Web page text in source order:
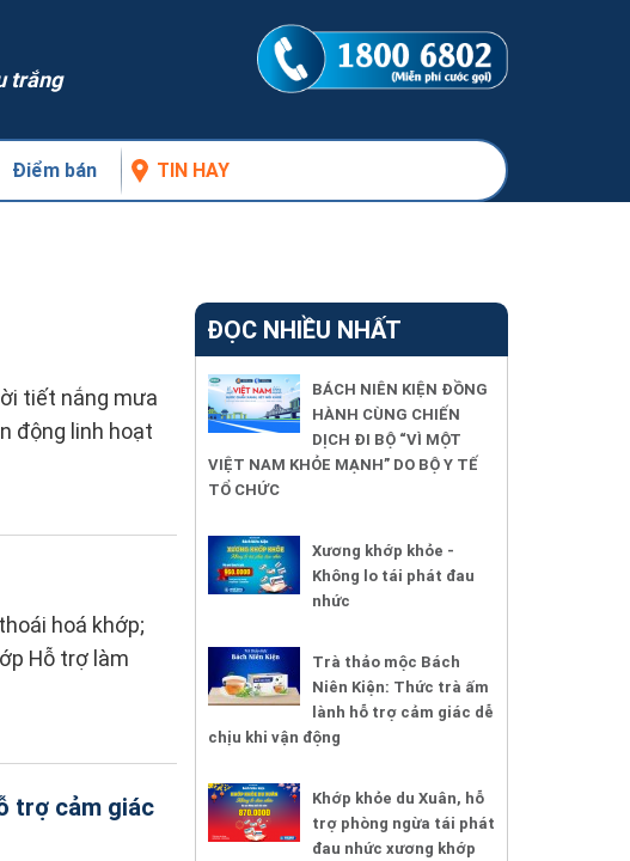
trắng
Điểm bán TIN HAY
tiết nắng mưa
động linh hoạt
hoá khớp;
Hỗ trợ làm
trợ cảm giác
ĐỌC NHIỀU NHẤT
BÁCH NIÊN KIỆN ĐỒNG
HÀNH CÙNG CHIẾN
DỊCH ĐI BỘ “VÌ MỘT
VIỆT NAM KHỎE MẠNH” DO BỘ Y TẾ
TỔ CHỨC
Xương khớp khỏe -
Không lo tái phát đau
nhức
Trà thảo mộc Bách
Niên Kiện: Thức trà ấm
lành hỗ trợ cảm giác dễ
chịu khi vận động
Khớp khỏe du Xuân, hỗ
trợ phòng ngừa tái phát
đau nhức xương khớp